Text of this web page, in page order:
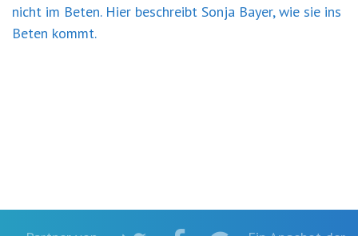
nicht im Beten. Hier beschreibt Sonja Bayer, wie sie ins
Beten kommt.